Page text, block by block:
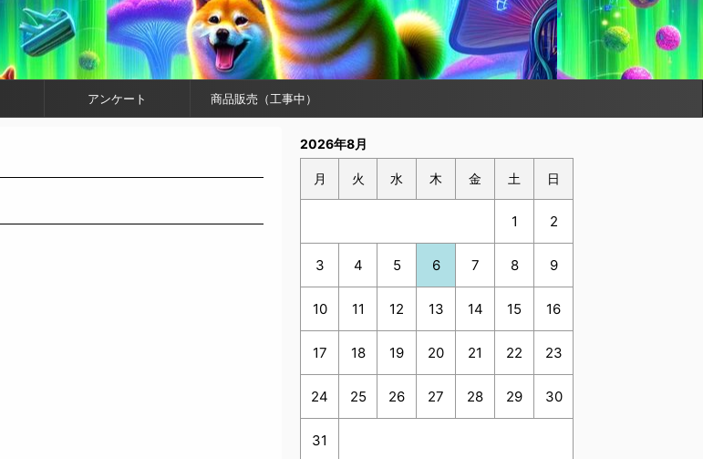
アンケート 商品販売（工事中）
2026年8月
月 火 水 木 金 土 日
1 2
3 4 5 6 7 8 9
10 11 12 13 14 15 16
17 18 19 20 21 22 23
24 25 26 27 28 29 30
31